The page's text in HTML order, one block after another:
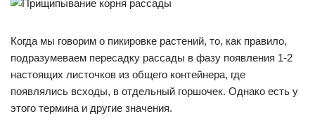
Когда мы говорим о пикировке растений, то, как правило,
подразумеваем пересадку рассады в фазу появления 1-2
настоящих листочков из общего контейнера, где
появлялись всходы, в отдельный горшочек. Однако есть у
этого термина и другие значения.